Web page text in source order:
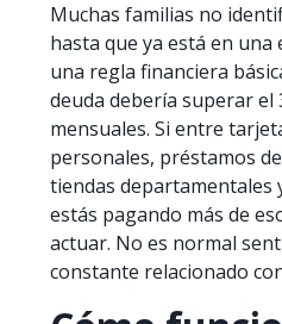
Muchas familias no
hasta que ya está en una
una regla financiera
deuda debería superar el
mensuales. Si entre
personales, préstamos
tiendas departamentales
estás pagando más de
actuar. No es normal
constante relacionado